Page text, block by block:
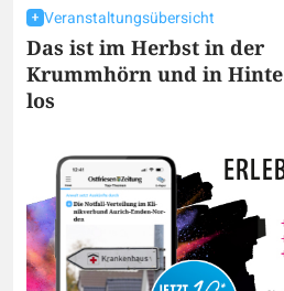
Veranstaltungsübersicht
Das ist im Herbst in der
Krummhörn und in Hinte
los